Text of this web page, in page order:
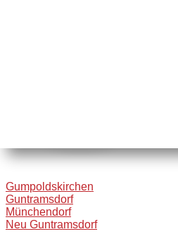
Gumpoldskirchen
Guntramsdorf
Münchendorf
Neu Guntramsdorf